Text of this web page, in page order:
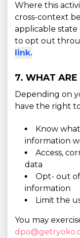
Where this
cross-context
applicable state
to opt out
link.
7. WHAT ARE
Depending on
have the right
Know
information
Access,
data
Opt- out of
information
Limit the
You may